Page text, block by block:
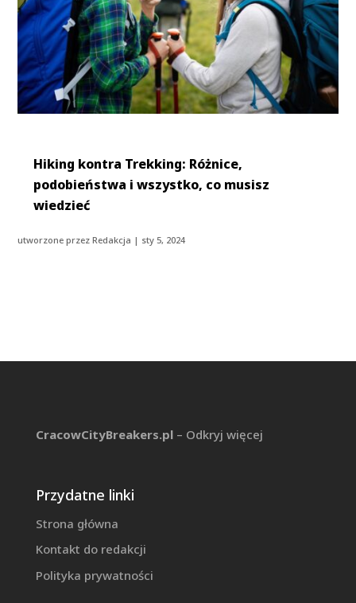
Hiking kontra Trekking: Różnice,
podobieństwa i wszystko, co musisz
wiedzieć
utworzone przezRedakcja | sty 5, 2024
CracowCityBreakers.pl– Odkryj więcej
Przydatne linki
Strona główna
Kontakt do redakcji
Polityka prywatności